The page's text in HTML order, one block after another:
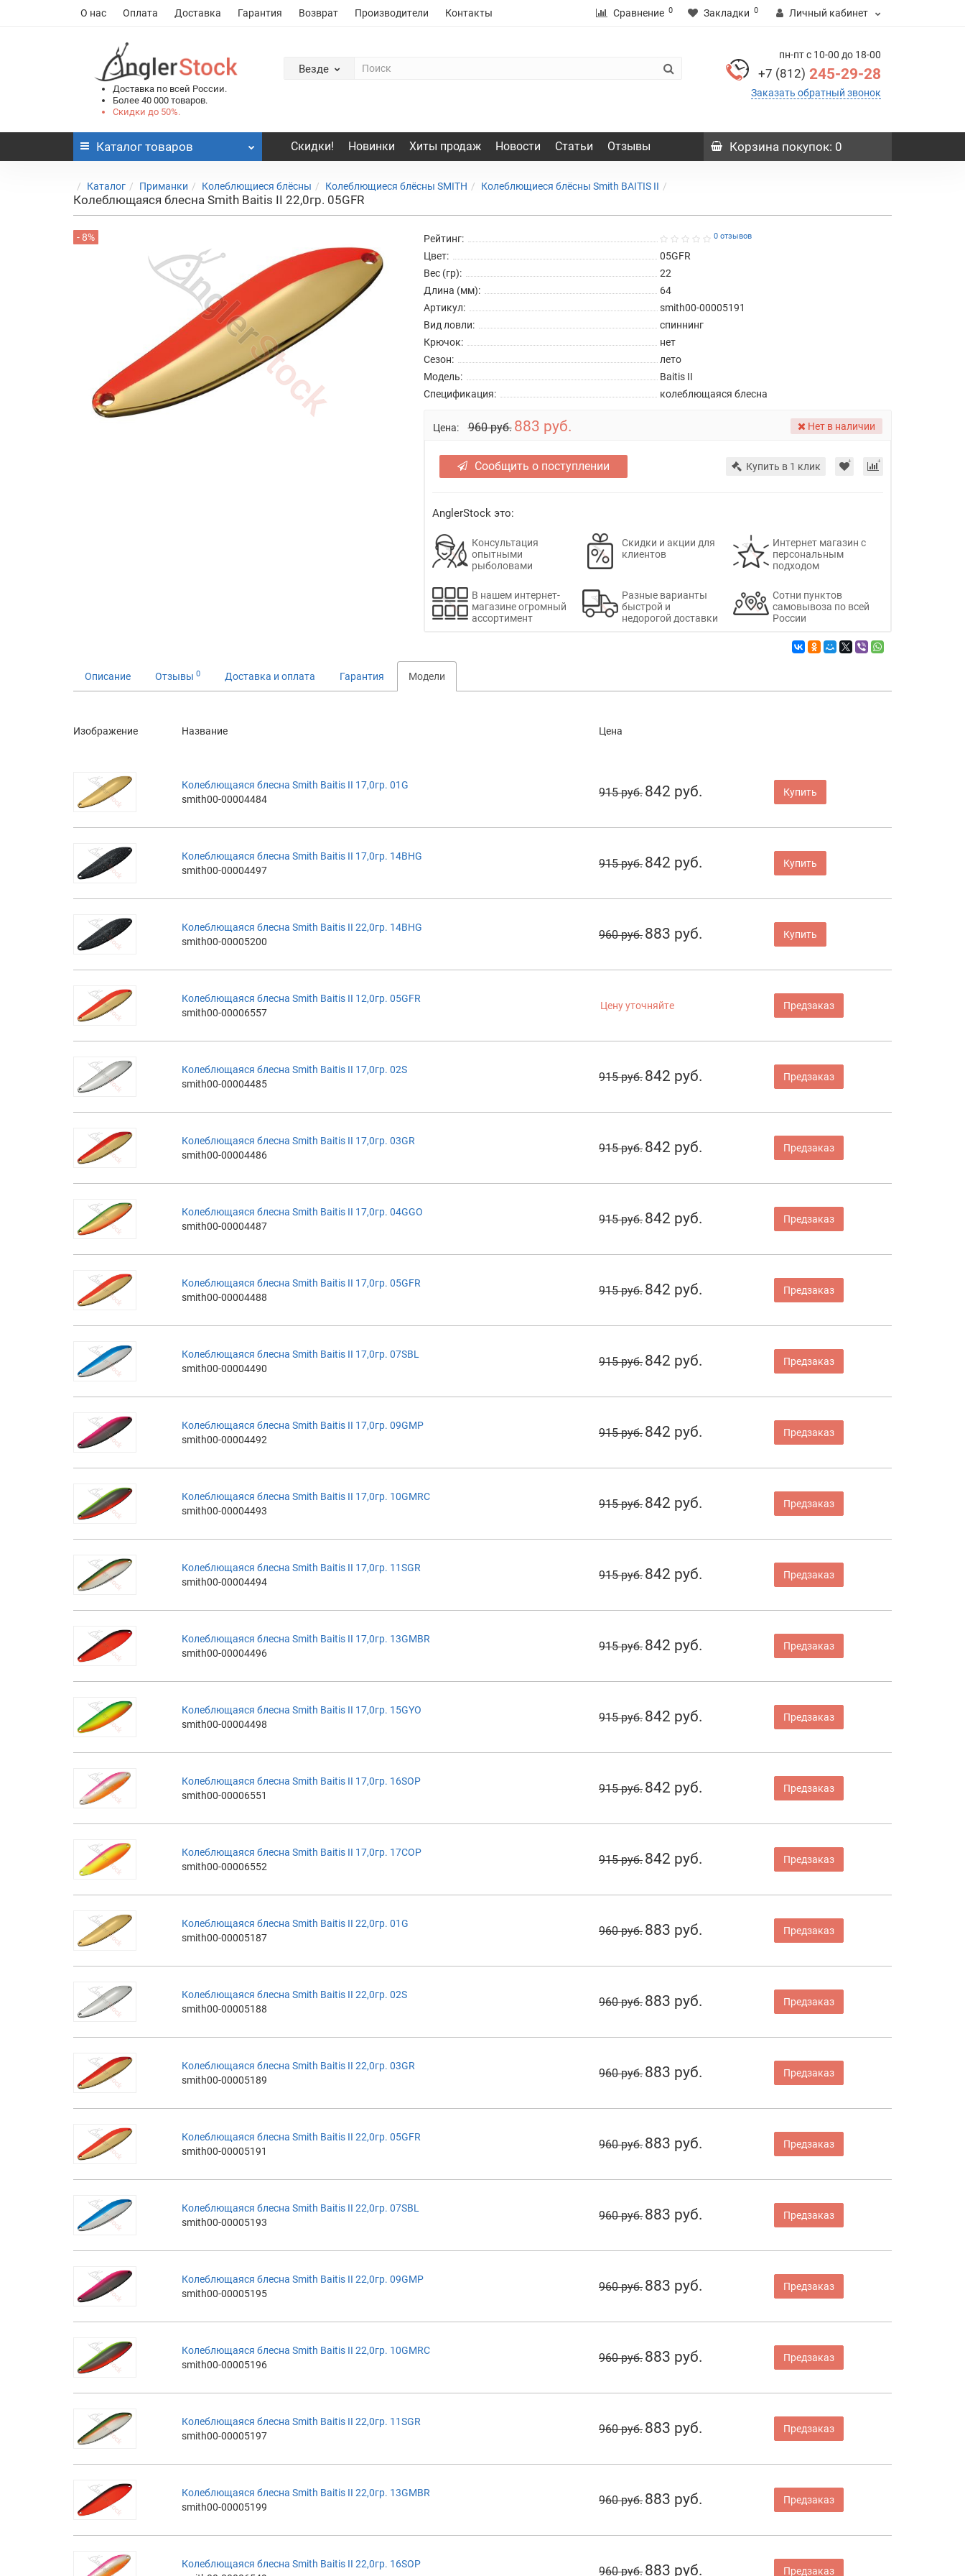
О нас Оплата Доставка Гарантия Возврат Производители Контакты Сравнение 0 Закладки 0 Личный кабинет
Доставка по всей России.
Более 40 000 товаров.
Скидки до 50%.
Везде
пн-пт с 10-00 до 18-00
+7 (812) 245-29-28
Заказать обратный звонок
Каталог товаров Скидки! Новинки Хиты продаж Новости Статьи Отзывы Корзина покупок: 0
Каталог Приманки Колеблющиеся блёсны Колеблющиеся блёсны SMITH Колеблющиеся блёсны Smith BAITIS II
Колеблющаяся блесна Smith Baitis II 22,0гр. 05GFR
- 8% Рейтинг: 0 отзывов
Цвет:
05GFR
Вес (гр):
22
Длина (мм):
64
Артикул:
smith00-00005191
Вид ловли:
спиннинг
Крючок:
нет
Сезон:
лето
Модель:
Baitis II
Спецификация:
колеблющаяся блесна
Цена: 960 руб. 883 руб. Нет в наличии
Сообщить о поступлении Купить в 1 клик
AnglerStock это:
Консультация
опытными
рыболовами
Скидки и акции для
клиентов
Интернет магазин с
персональным
подходом
В нашем интернет-
магазине огромный
ассортимент
Разные варианты
быстрой и
недорогой доставки
Сотни пунктов
самовывоза по всей
России
Описание Отзывы 0 Доставка и оплата Гарантия Модели
Изображение Название Цена
Колеблющаяся блесна Smith Baitis II 17,0гр. 01G
smith00-00004484
915 руб. 842 руб. Купить
Колеблющаяся блесна Smith Baitis II 17,0гр. 14BHG
smith00-00004497
915 руб. 842 руб. Купить
Колеблющаяся блесна Smith Baitis II 22,0гр. 14BHG
smith00-00005200
960 руб. 883 руб. Купить
Колеблющаяся блесна Smith Baitis II 12,0гр. 05GFR
smith00-00006557
Цену уточняйте Предзаказ
Колеблющаяся блесна Smith Baitis II 17,0гр. 02S
smith00-00004485
915 руб. 842 руб. Предзаказ
Колеблющаяся блесна Smith Baitis II 17,0гр. 03GR
smith00-00004486
915 руб. 842 руб. Предзаказ
Колеблющаяся блесна Smith Baitis II 17,0гр. 04GGO
smith00-00004487
915 руб. 842 руб. Предзаказ
Колеблющаяся блесна Smith Baitis II 17,0гр. 05GFR
smith00-00004488
915 руб. 842 руб. Предзаказ
Колеблющаяся блесна Smith Baitis II 17,0гр. 07SBL
smith00-00004490
915 руб. 842 руб. Предзаказ
Колеблющаяся блесна Smith Baitis II 17,0гр. 09GMP
smith00-00004492
915 руб. 842 руб. Предзаказ
Колеблющаяся блесна Smith Baitis II 17,0гр. 10GMRC
smith00-00004493
915 руб. 842 руб. Предзаказ
Колеблющаяся блесна Smith Baitis II 17,0гр. 11SGR
smith00-00004494
915 руб. 842 руб. Предзаказ
Колеблющаяся блесна Smith Baitis II 17,0гр. 13GMBR
smith00-00004496
915 руб. 842 руб. Предзаказ
Колеблющаяся блесна Smith Baitis II 17,0гр. 15GYO
smith00-00004498
915 руб. 842 руб. Предзаказ
Колеблющаяся блесна Smith Baitis II 17,0гр. 16SOP
smith00-00006551
915 руб. 842 руб. Предзаказ
Колеблющаяся блесна Smith Baitis II 17,0гр. 17COP
smith00-00006552
915 руб. 842 руб. Предзаказ
Колеблющаяся блесна Smith Baitis II 22,0гр. 01G
smith00-00005187
960 руб. 883 руб. Предзаказ
Колеблющаяся блесна Smith Baitis II 22,0гр. 02S
smith00-00005188
960 руб. 883 руб. Предзаказ
Колеблющаяся блесна Smith Baitis II 22,0гр. 03GR
smith00-00005189
960 руб. 883 руб. Предзаказ
Колеблющаяся блесна Smith Baitis II 22,0гр. 05GFR
smith00-00005191
960 руб. 883 руб. Предзаказ
Колеблющаяся блесна Smith Baitis II 22,0гр. 07SBL
smith00-00005193
960 руб. 883 руб. Предзаказ
Колеблющаяся блесна Smith Baitis II 22,0гр. 09GMP
smith00-00005195
960 руб. 883 руб. Предзаказ
Колеблющаяся блесна Smith Baitis II 22,0гр. 10GMRC
smith00-00005196
960 руб. 883 руб. Предзаказ
Колеблющаяся блесна Smith Baitis II 22,0гр. 11SGR
smith00-00005197
960 руб. 883 руб. Предзаказ
Колеблющаяся блесна Smith Baitis II 22,0гр. 13GMBR
smith00-00005199
960 руб. 883 руб. Предзаказ
Колеблющаяся блесна Smith Baitis II 22,0гр. 16SOP
960 руб. 883 руб. Предзаказ